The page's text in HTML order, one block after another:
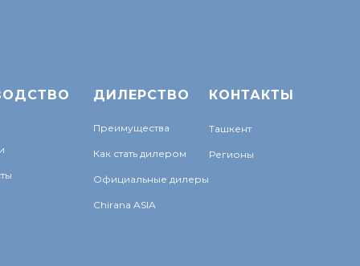
ДИЛЕРСТВО
Преимущества
Как стать дилером
Официальные дилеры
Chirana ASIA
КОНТАКТЫ
Ташкент
Регионы